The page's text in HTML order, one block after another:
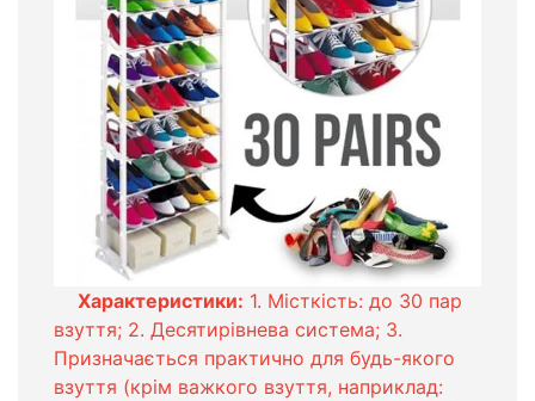
Характеристики: 1. Місткість: до 30 пар
взуття; 2. Десятирівнева система; 3.
Призначається практично для будь-якого
взуття (крім важкого взуття, наприклад: